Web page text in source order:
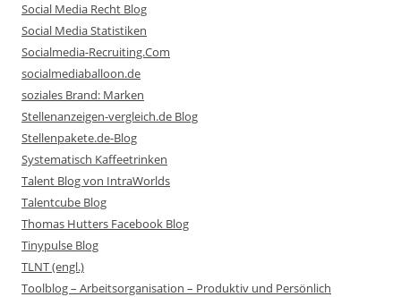
Social Media Recht Blog
Social Media Statistiken
Socialmedia-Recruiting.Com
socialmediaballoon.de
soziales Brand: Marken
Stellenanzeigen-vergleich.de Blog
Stellenpakete.de-Blog
Systematisch Kaffeetrinken
Talent Blog von IntraWorlds
Talentcube Blog
Thomas Hutters Facebook Blog
Tinypulse Blog
TLNT (engl.)
Toolblog – Arbeitsorganisation – Produktiv und Persönlich